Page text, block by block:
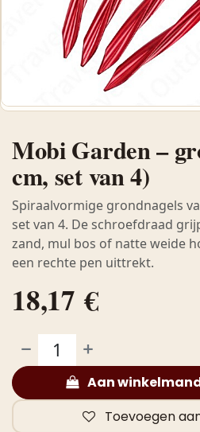
Mobi Garden –
cm, set van 4)
Spiraalvormige grondnagels
set van 4. De schroefdraad
zand, mul bos of natte weide
een rechte pen uittrekt.
18,17 €
Aan
Toevoegen